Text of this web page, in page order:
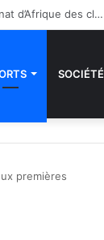
main au Niger
SOCIÉTÉ
premières